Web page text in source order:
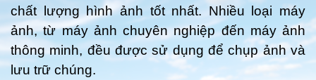
chất lượng hình ảnh tốt nhất. Nhiều loại máy
ảnh, từ máy ảnh chuyên nghiệp đến máy ảnh
thông minh, đều được sử dụng để chụp ảnh và
lưu trữ chúng.